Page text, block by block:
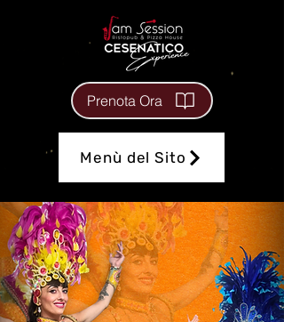
Menù del Sito
Prenota Ora